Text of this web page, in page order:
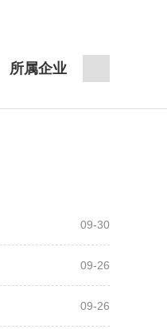
所属企业
09-30
09-26
09-26